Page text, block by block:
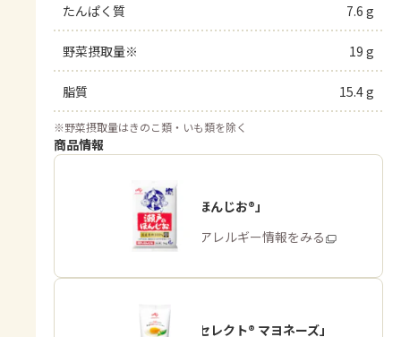
たんぱく質 7.6 g
野菜摂取量※ 19 g
脂質 15.4 g
※野菜摂取量はきのこ類・いも類を除く
商品情報
「瀬戸のほんじお®」
商品・アレルギー情報をみる
「ピュアセレクト® マヨネーズ」